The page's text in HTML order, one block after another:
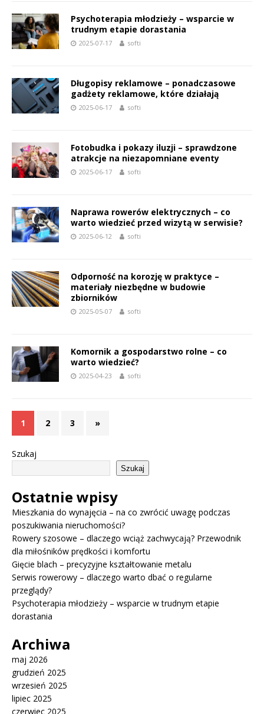
Psychoterapia młodzieży – wsparcie w
trudnym etapie dorastania
2025-07-17 softi
Długopisy reklamowe – ponadczasowe
gadżety reklamowe, które działają
2025-06-17 softi
Fotobudka i pokazy iluzji – sprawdzone
atrakcje na niezapomniane eventy
2025-06-17 softi
Naprawa rowerów elektrycznych – co
warto wiedzieć przed wizytą w serwisie?
2025-06-12 softi
Odporność na korozję w praktyce –
materiały niezbędne w budowie
zbiorników
2025-05-07 softi
Komornik a gospodarstwo rolne – co
warto wiedzieć?
2025-04-23 softi
1 2 3 »
Szukaj
Szukaj
Ostatnie wpisy
Mieszkania do wynajęcia – na co zwrócić uwagę podczas
poszukiwania nieruchomości?
Rowery szosowe – dlaczego wciąż zachwycają? Przewodnik
dla miłośników prędkości i komfortu
Gięcie blach – precyzyjne kształtowanie metalu
Serwis rowerowy – dlaczego warto dbać o regularne
przeglądy?
Psychoterapia młodzieży – wsparcie w trudnym etapie
dorastania
Archiwa
maj 2026
grudzień 2025
wrzesień 2025
lipiec 2025
czerwiec 2025